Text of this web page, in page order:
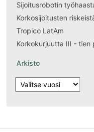
Sijoitusrobotin
Korkosijoitusten
Tropico LatAm
Korkokurjuutta III - tien
Arkisto